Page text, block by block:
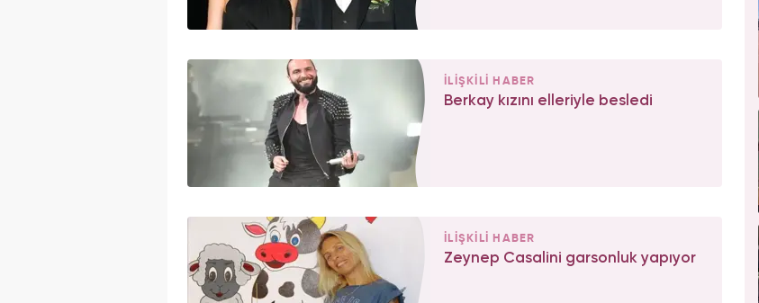
İLİŞKİLİ HABER
Berkay kızını elleriyle besledi
İLİŞKİLİ HABER
Zeynep Casalini garsonluk yapıyor